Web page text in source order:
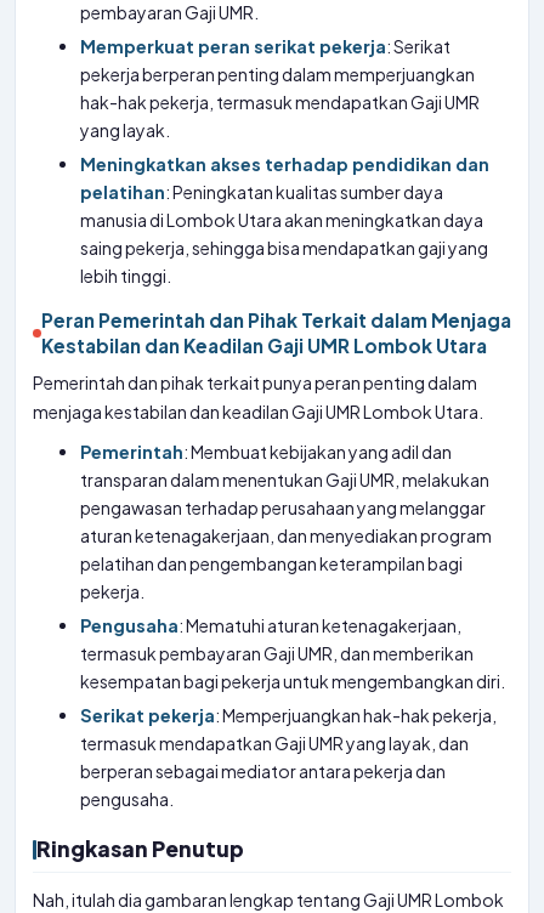
pembayaran Gaji UMR.
Memperkuat peran serikat pekerja: Serikat
pekerja berperan penting dalam memperjuangkan
hak-hak pekerja, termasuk mendapatkan Gaji UMR
yang layak.
Meningkatkan akses terhadap pendidikan dan
pelatihan: Peningkatan kualitas sumber daya
manusia di Lombok Utara akan meningkatkan daya
saing pekerja, sehingga bisa mendapatkan gaji yang
lebih tinggi.
Peran Pemerintah dan Pihak Terkait dalam Menjaga
Kestabilan dan Keadilan Gaji UMR Lombok Utara
Pemerintah dan pihak terkait punya peran penting dalam
menjaga kestabilan dan keadilan Gaji UMR Lombok Utara.
Pemerintah: Membuat kebijakan yang adil dan
transparan dalam menentukan Gaji UMR, melakukan
pengawasan terhadap perusahaan yang melanggar
aturan ketenagakerjaan, dan menyediakan program
pelatihan dan pengembangan keterampilan bagi
pekerja.
Pengusaha: Mematuhi aturan ketenagakerjaan,
termasuk pembayaran Gaji UMR, dan memberikan
kesempatan bagi pekerja untuk mengembangkan diri.
Serikat pekerja: Memperjuangkan hak-hak pekerja,
termasuk mendapatkan Gaji UMR yang layak, dan
berperan sebagai mediator antara pekerja dan
pengusaha.
Ringkasan Penutup
Nah, itulah dia gambaran lengkap tentang Gaji UMR Lombok